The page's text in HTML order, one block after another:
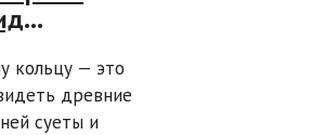
или
кольцу — это
древние
суеты и